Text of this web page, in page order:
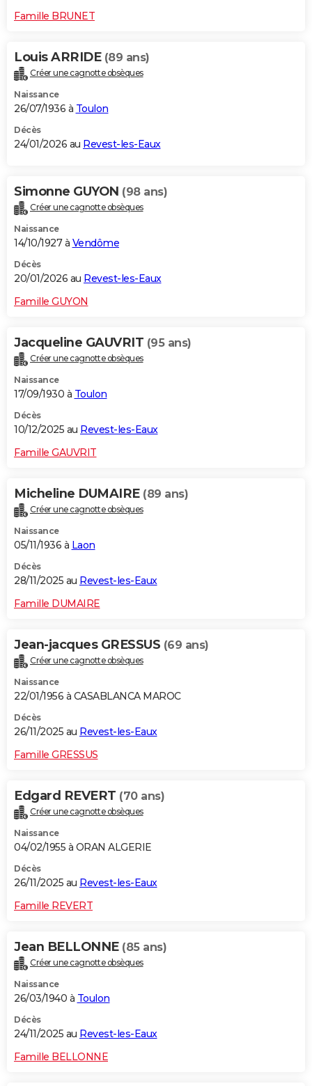
Famille BRUNET
Louis ARRIDE (89 ans)
Créer une cagnotte obsèques
Naissance
26/07/1936 à Toulon
Décès
24/01/2026 au Revest-les-Eaux
Simonne GUYON (98 ans)
Créer une cagnotte obsèques
Naissance
14/10/1927 à Vendôme
Décès
20/01/2026 au Revest-les-Eaux
Famille GUYON
Jacqueline GAUVRIT (95 ans)
Créer une cagnotte obsèques
Naissance
17/09/1930 à Toulon
Décès
10/12/2025 au Revest-les-Eaux
Famille GAUVRIT
Micheline DUMAIRE (89 ans)
Créer une cagnotte obsèques
Naissance
05/11/1936 à Laon
Décès
28/11/2025 au Revest-les-Eaux
Famille DUMAIRE
Jean-jacques GRESSUS (69 ans)
Créer une cagnotte obsèques
Naissance
22/01/1956 à CASABLANCA MAROC
Décès
26/11/2025 au Revest-les-Eaux
Famille GRESSUS
Edgard REVERT (70 ans)
Créer une cagnotte obsèques
Naissance
04/02/1955 à ORAN ALGERIE
Décès
26/11/2025 au Revest-les-Eaux
Famille REVERT
Jean BELLONNE (85 ans)
Créer une cagnotte obsèques
Naissance
26/03/1940 à Toulon
Décès
24/11/2025 au Revest-les-Eaux
Famille BELLONNE